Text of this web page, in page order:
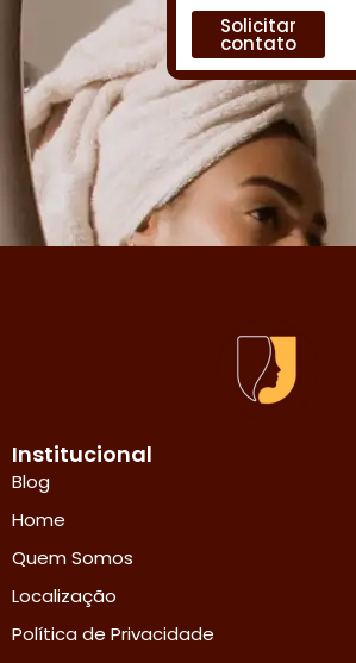
Solicitar
contato
Institucional
Blog
Home
Quem Somos
Localização
Política de Privacidade